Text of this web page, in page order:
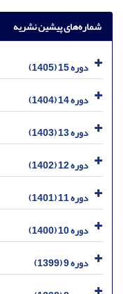
شماره‌های پیشین نشریه
دوره 15 (1405)
دوره 14 (1404)
دوره 13 (1403)
دوره 12 (1402)
دوره 11 (1401)
دوره 10 (1400)
دوره 9 (1399)